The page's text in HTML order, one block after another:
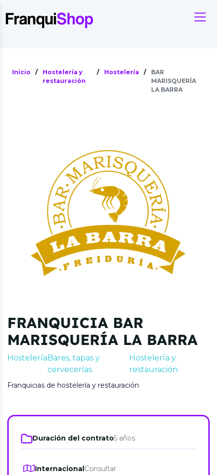
Inicio /
Hostelería y
restauración
/ Hostelería /
BAR
MARISQUERÍA
LA BARRA
FRANQUICIA BAR
MARISQUERÍA LA BARRA
HosteleríaBares, tapas y
cervecerías
Hostelería y
restauración
Franquicias de hostelería y restauración
Duración del contrato5 años
InternacionalConsultar